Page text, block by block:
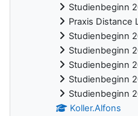
Studienbeginn
Praxis Distance
Studienbeginn
Studienbeginn
Studienbeginn
Studienbeginn
Studienbeginn
Koller.Alfons